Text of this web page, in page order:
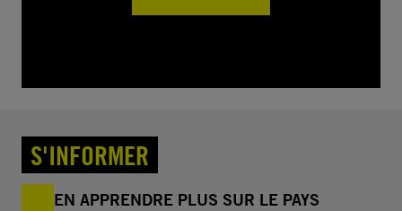
S'INFORMER
EN APPRENDRE PLUS SUR LE PAYS